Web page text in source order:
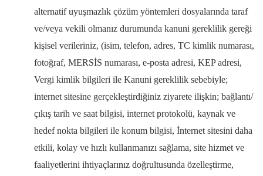
alternatif uyuşmazlık çözüm yöntemleri dosyalarında taraf
ve/veya vekili olmanız durumunda kanuni gereklilik gereği
kişisel verileriniz, (isim, telefon, adres, TC kimlik numarası,
fotoğraf, MERSİS numarası, e-posta adresi, KEP adresi,
Vergi kimlik bilgileri ile Kanuni gereklilik sebebiyle;
internet sitesine gerçekleştirdiğiniz ziyarete ilişkin; bağlantı/
çıkış tarih ve saat bilgisi, internet protokolü, kaynak ve
hedef nokta bilgileri ile konum bilgisi, İnternet sitesini daha
etkili, kolay ve hızlı kullanmanızı sağlama, site hizmet ve
faaliyetlerini ihtiyaçlarınız doğrultusunda özelleştirme,